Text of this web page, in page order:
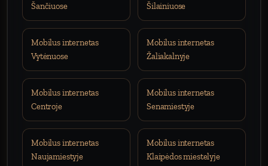
Šančiuose
Šilainiuose
Mobilus internetas
Vytėnuose
Mobilus internetas
Žaliakalnyje
Mobilus internetas
Centroje
Mobilus internetas
Senamiestyje
Mobilus internetas
Naujamiestyje
Mobilus internetas
Klaipėdos miestelyje